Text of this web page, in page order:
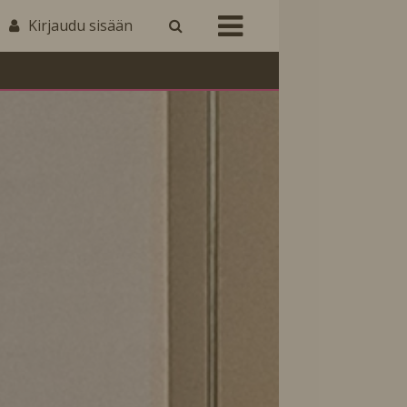
Kirjaudu sisään